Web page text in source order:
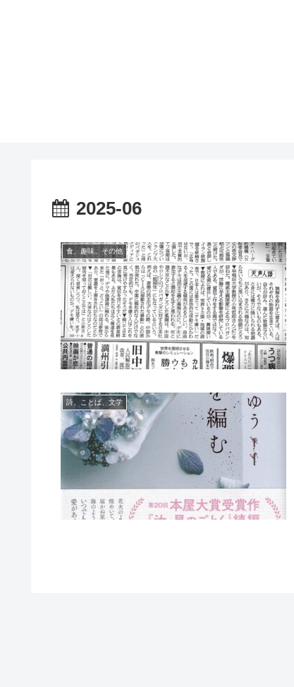
2025-06
食、趣味、その他
詩、ことば、文学